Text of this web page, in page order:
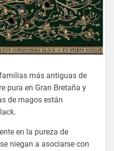
más antiguas de
pura en Gran Bretaña y
de magos están
en la pureza de
niegan a asociarse con